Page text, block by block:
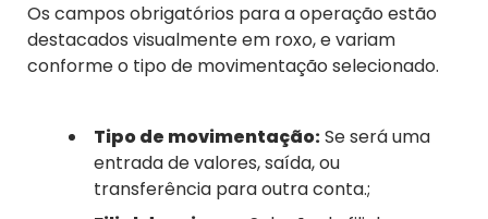
Os campos obrigatórios para a operação estão
destacados visualmente em roxo, e variam
conforme o tipo de movimentação selecionado.
Tipo de movimentação:Se será uma
entrada de valores, saída, ou
transferência para outra conta.;